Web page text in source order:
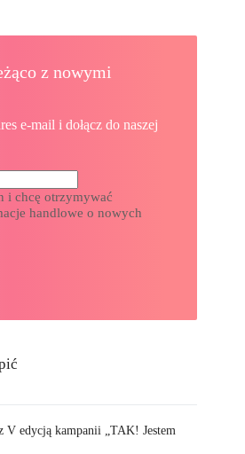
z nowymi
e-mail i dołącz do naszej
i chcę otrzymywać
handlowe o nowych
V edycją kampanii „TAK! Jestem